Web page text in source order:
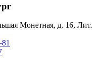
Монетная, д. 16, Лит.